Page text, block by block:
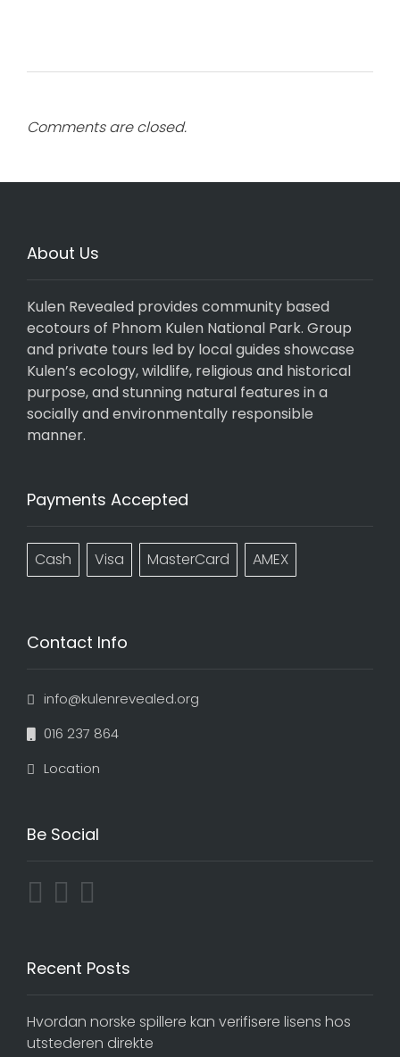
Comments are closed.
About Us
Kulen Revealed provides community based
ecotours of Phnom Kulen National Park. Group
and private tours led by local guides showcase
Kulen’s ecology, wildlife, religious and historical
purpose, and stunning natural features in a
socially and environmentally responsible
manner.
Payments Accepted
Cash Visa MasterCard AMEX
Contact Info
info@kulenrevealed.org
016 237 864
Location
Be Social
Recent Posts
Hvordan norske spillere kan verifisere lisens hos
utstederen direkte